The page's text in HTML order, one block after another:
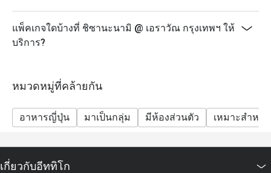
แพ็คเกจใดบ้างที่ ชิซานะนามิ @ เอราวัณ กรุงเทพฯ ให้
บริการ?
หมวดหมู่ที่คล้ายกัน
อาหารญี่ปุ่น มาเป็นกลุ่ม มีห้องส่วนตัว เหมาะสำหรั
เกี่ยวกับอีททิโก